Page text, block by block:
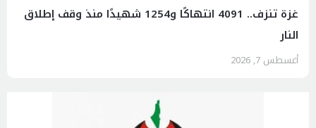
غزة تنزف.. 4091 انتهاكًا و1254 شهيدًا منذ وقف إطلاق
النار
أغسطس 7, 2026